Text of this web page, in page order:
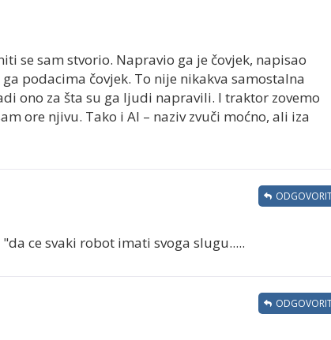
se sam stvorio. Napravio ga je čovjek, napisao
podacima čovjek. To nije nikakva samostalna
ono za šta su ga ljudi napravili. I traktor zovemo
ore njivu. Tako i AI – naziv zvuči moćno, ali iza
ce svaki robot imati svoga slugu.....